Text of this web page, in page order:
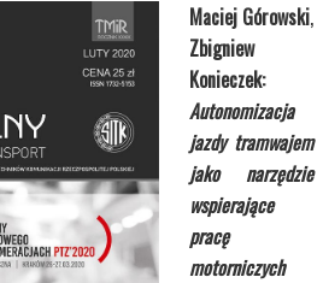
Maciej Górowski,
Zbigniew
Konieczek:
Autonomizacja
jazdy tramwajem
jako narzędzie
wspierające
pracę
motorniczych